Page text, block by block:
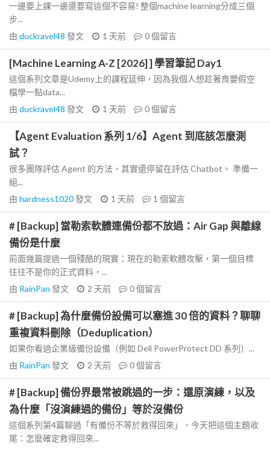
一邊要上課一邊還要寫這個不容易! 整個machine learning分成三個
步...
由 duckravel48 發文 1 天前 0個留言
[Machine Learning A-Z [2026] ] 學習筆記 Day1
這個系列文章是Udemy上的課程延伸，因為我個人想趁著育嬰假空
檔學一點data...
由 duckravel48 發文 1 天前 0個留言
【Agent Evaluation 系列 1/6】Agent 到底該怎麼測
試？
很多團隊評估 Agent 的方法，其實還停留在評估 Chatbot。 準備一
組...
由 hardness1020發文 1 天前 1 個留言
# [Backup] 當勒索軟體連備份都不放過：Air Gap 與離線
備份是什麼
前面幾篇提過一個殘酷的現實：現在的勒索軟體攻擊，第一個目標
往往不是你的正式資料，...
由 RainPan 發文 2 天前 0個留言
# [Backup] 為什麼備份設備可以塞進 30 倍的資料？聊聊
重複資料刪除（Deduplication）
如果你看過企業級備份設備（例如 Dell PowerProtect DD 系列）...
由 RainPan 發文 2 天前 0個留言
# [Backup] 備份界最常被跳過的一步：還原演練，以及
為什麼「沒演練過的備份」等於沒備份
這個系列第4篇聊過「有備份不等於救得回來」，今天把這個主題收
尾：怎麼確定救得回來...